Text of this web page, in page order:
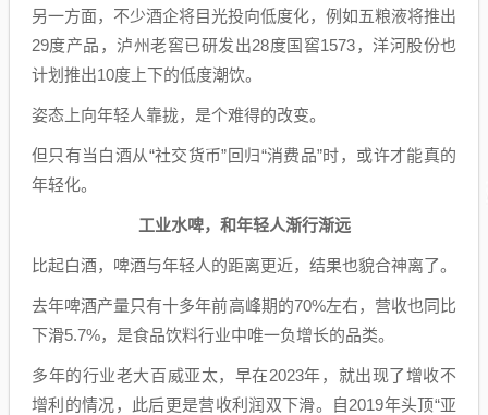
另一方面，不少酒企将目光投向低度化，例如五粮液将推出
29度产品，泸州老窖已研发出28度国窖1573，洋河股份也
计划推出10度上下的低度潮饮。
姿态上向年轻人靠拢，是个难得的改变。
但只有当白酒从“社交货币”回归“消费品”时，或许才能真的
年轻化。
工业水啤，和年轻人渐行渐远
比起白酒，啤酒与年轻人的距离更近，结果也貌合神离了。
去年啤酒产量只有十多年前高峰期的70%左右，营收也同比
下滑5.7%，是食品饮料行业中唯一负增长的品类。
多年的行业老大百威亚太，早在2023年，就出现了增收不
增利的情况，此后更是营收利润双下滑。自2019年头顶“亚